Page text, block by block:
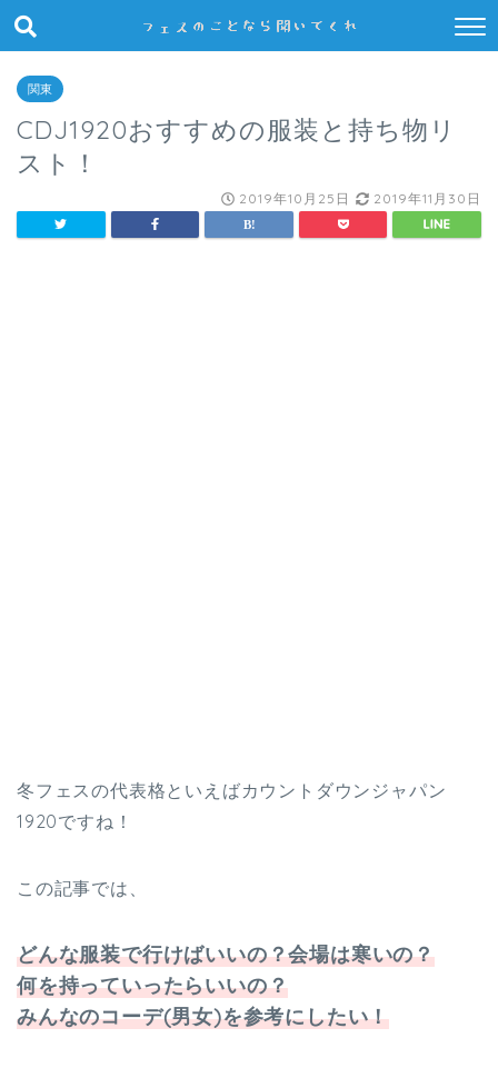
関東
CDJ1920おすすめの服装と持ち物リ
スト！
2019年10月25日 2019年11月30日
冬フェスの代表格といえばカウントダウンジャパン
1920ですね！
この記事では、
どんな服装で行けばいいの？会場は寒いの？
何を持っていったらいいの？
みんなのコーデ(男女)を参考にしたい！